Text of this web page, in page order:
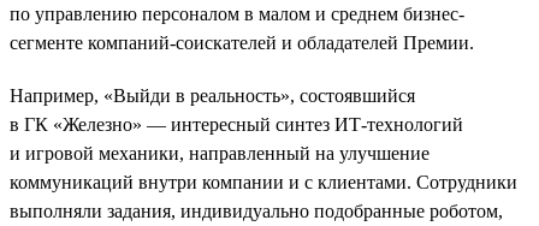
по управлению персоналом в малом и среднем бизнес-
сегменте компаний-соискателей и обладателей Премии.
Например, «Выйди в реальность», состоявшийся
в ГК «Железно» — интересный синтез ИТ-технологий
и игровой механики, направленный на улучшение
коммуникаций внутри компании и с клиентами. Сотрудники
выполняли задания, индивидуально подобранные роботом,